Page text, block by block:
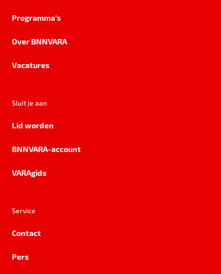
Programma's
Over BNNVARA
Vacatures
Sluit je aan
Lid worden
BNNVARA-account
VARAgids
Service
Contact
Pers